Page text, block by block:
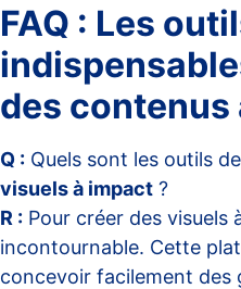
FAQ : Les
des
Q : Quels sont les outils
visuels à impact ?
R : Pour créer des visuels
incontournable. Cette
concevoir facilement des